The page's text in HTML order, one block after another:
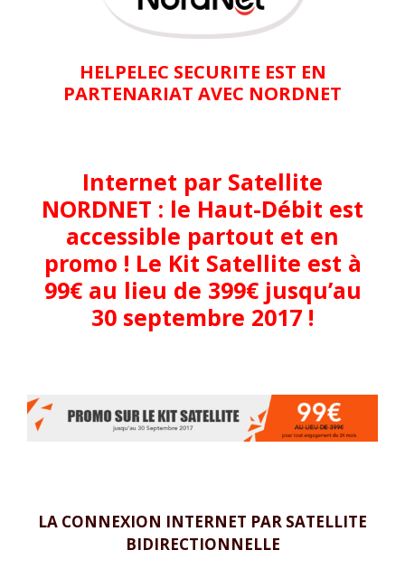
HELPELEC SECURITE EST EN
PARTENARIAT AVEC NORDNET
Internet par Satellite
NORDNET : le Haut-Débit est
accessible partout et en
promo ! Le Kit Satellite est à
99€ au lieu de 399€ jusqu’au
30 septembre 2017 !
LA CONNEXION INTERNET PAR SATELLITE
BIDIRECTIONNELLE